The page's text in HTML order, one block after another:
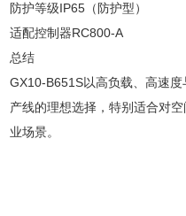
防护等级IP65（防护型）
适配控制器RC800-A
总结‌
GX10-B651S以高负载、高速
产线的理想选择，特别适合对
业场景。